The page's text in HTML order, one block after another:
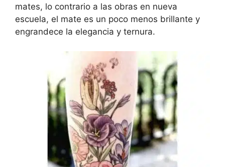
mates, lo contrario a las obras en nueva
escuela, el mate es un poco menos brillante y
engrandece la elegancia y ternura.